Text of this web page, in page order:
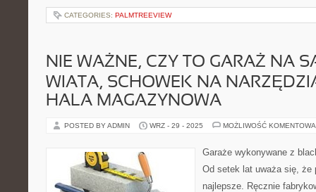
CATEGORIES: PALMTREEVIEW
NIE WAŻNE, CZY TO GARAŻ NA
WIATA, SCHOWEK NA
HALA MAGAZYNOWA
POSTED BY ADMIN WRZ - 29 - 2025 MOŻLIWOŚĆ
Garaże wykonywane z
Od setek lat uważa się, że
najlepsze. Ręcznie